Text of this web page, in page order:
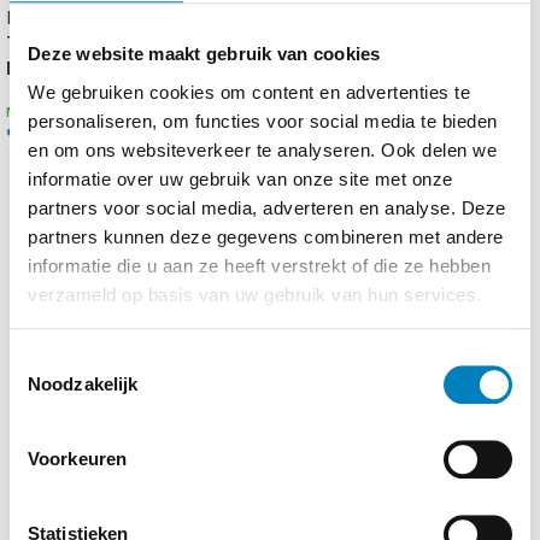
Deze website maakt gebruik van cookies
We gebruiken cookies om content en advertenties te
personaliseren, om functies voor social media te bieden
en om ons websiteverkeer te analyseren. Ook delen we
informatie over uw gebruik van onze site met onze
partners voor social media, adverteren en analyse. Deze
partners kunnen deze gegevens combineren met andere
informatie die u aan ze heeft verstrekt of die ze hebben
verzameld op basis van uw gebruik van hun services.
Noodzakelijk
Voorkeuren
Statistieken
tijdens lange dagen. Voor extra stabiliteit is er een
Reisvriendelijke functionaliteit
Voor extra gemak tijdens het reizen kun je de rugzak
eenvoudig bevestigen aan de handgreep van je
rolkoffer dankzij de handige trolley-sleeve aan de
achterzijde. Dit maakt de rugzak een perfecte keuze
voor zowel dagelijkse als internationale avonturen.
Think Tank BackLight Sprint
Montane 15L Green
€ 169,95 incl. btw
Think Tank DarkLight
€199,00
€149,95 incl. btw
Scherpgesteld door klanten